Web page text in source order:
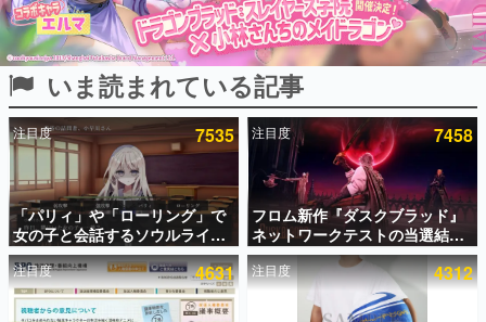
ピックアップ
電ファミのいま読まれている記事ランキング
アプリセール情報
インタビュー
連載・特集一覧
いま読まれている記事
注目度 7535
「パリィ」や「ローリング」で
女の子と会話するソウルライク
恋愛ゲーム『小早川さんはソウ
ルライク』無料公開。返事に失
敗すると「YOU DIED」
注目度 7458
フロム新作『ダスクブラッド』
ネットワークテストの当選結果
が8月7日22時に発表。応募サイ
トのマイページから確認可能、
テスト実施は8月21日～24日
注目度 4631 注目度 4312